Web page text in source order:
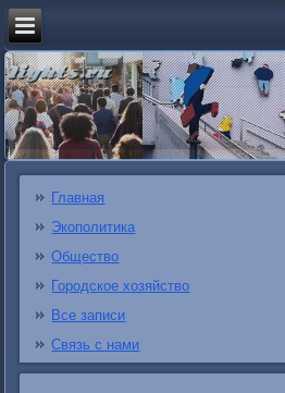
Главная
Экополитика
Общество
Городское хозяйство
Все записи
Связь с нами